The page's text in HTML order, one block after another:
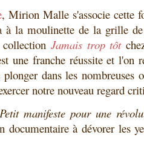
, Mirion Malle s'associe cette
à la moulinette de la grille
collection Jamais trop tôt
une franche réussite et l'on
dans les nombreuses
notre nouveau regard
manifeste pour une
à dévorer les